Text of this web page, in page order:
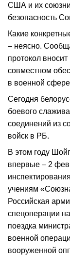
США и их
безопасность
Какие
– неясно.
протокол
совместном
в военной
Сегодня
боевого
соединений из
войск в РБ.
В этом году
впервые – 2
учениям
Российская
спецоперации
поездка
военной
вооруженной